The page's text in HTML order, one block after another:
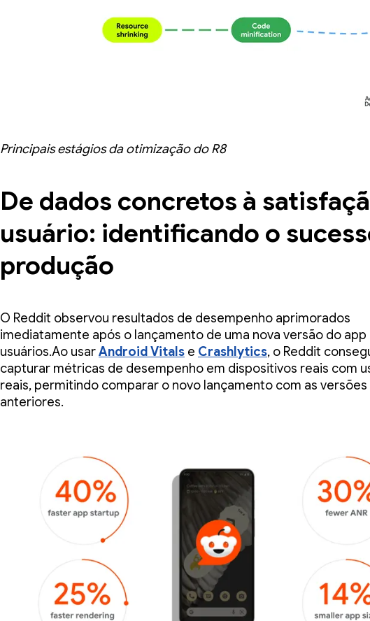
Principais estágios da otimização do R8
De dados concretos à
usuário: identificando o
produção
O Reddit observou resultados de desempenho aprimorados
imediatamente após o lançamento de uma nova versão do app
usuários.Ao usarAndroid Vitals e Crashlytics, o Reddit
capturar métricas de desempenho em dispositivos reais com
reais, permitindo comparar o novo lançamento com as versões
anteriores.